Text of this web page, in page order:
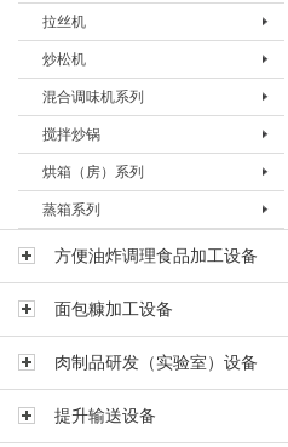
公司
蒸煮机BZZJ-I
拉丝机
拉丝机BLSJ-I
炒松机
炒松机BCSJ-I
混合调味机系列
混合调味机BHHJ-60
混合调味机BHHJ-200
混合调味机BHHJ-600
搅拌炒锅
搅拌炒锅 BJCG-200
烘箱（房）系列
烘箱BHX-I
烘箱BHX-II
蒸箱系列
蒸箱 BZX-I
蒸箱BZX-II
蒸箱BZX-III
方便油炸调理食品加工设备
面包糠加工设备
肉制品研发（实验室）设备
提升输送设备